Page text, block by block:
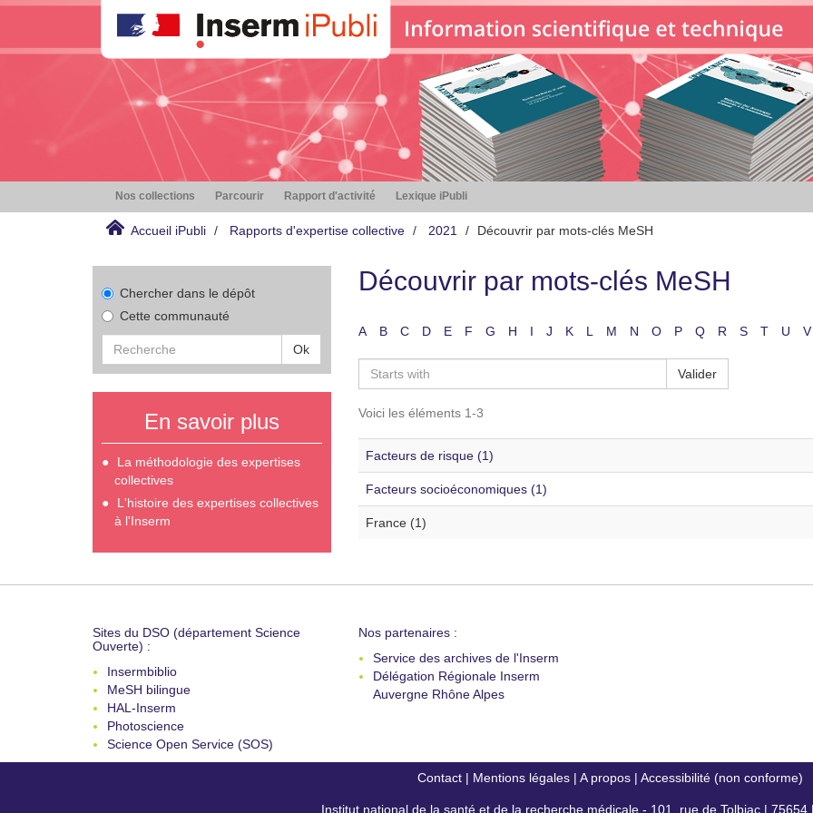
Nos collections Parcourir Rapport d'activité Lexique iPubli
Accueil iPubli Rapports d'expertise collective 2021 Découvrir par mots-clés MeSH
Chercher dans le dépôt
Cette communauté
Ok
En savoir plus
La méthodologie des expertises
collectives
L'histoire des expertises collectives
à l'Inserm
Découvrir par mots-clés MeSH
A B C D E F G H I J K L M N O P Q R S T U V
Valider
Voici les éléments 1-3
Facteurs de risque (1)
Facteurs socioéconomiques (1)
France (1)
Sites du DSO (département Science
Ouverte) :
Insermbiblio
MeSH bilingue
HAL-Inserm
Photoscience
Science Open Service (SOS)
Nos partenaires :
Service des archives de l'Inserm
Délégation Régionale Inserm
Auvergne Rhône Alpes
Contact| Mentions légales| A propos| Accessibilité (non conforme)
Institut national de la santé et de la recherche médicale - 101, rue de Tolbiac | 75654